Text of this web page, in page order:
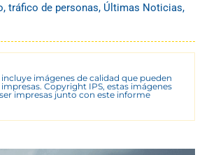
, tráfico de personas, Últimas Noticias,
imágenes de calidad que pueden
impresas. Copyright IPS, estas imágenes
impresas junto con este informe